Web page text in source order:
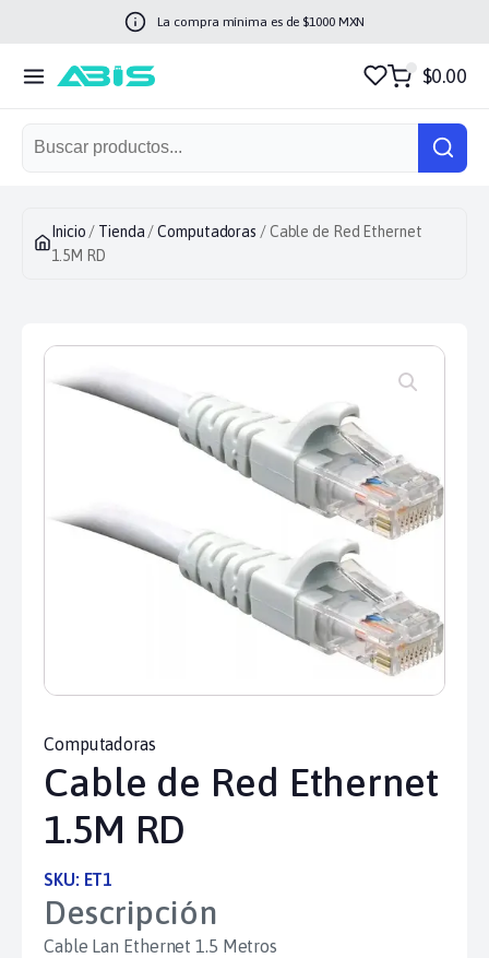
La compra mínima es de $1000MXN
$0.00
Inicio / Tienda /Computadoras / Cable de Red Ethernet
1.5M RD
Computadoras
Cable de Red Ethernet
1.5M RD
SKU: ET1
Descripción
Cable Lan Ethernet 1.5 Metros